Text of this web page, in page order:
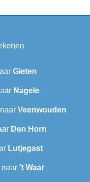
Gieten
Nagele
naar Veenwouden
Den Horn
Lutjegast
't Waar